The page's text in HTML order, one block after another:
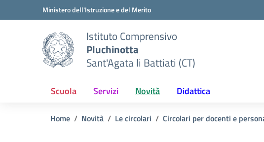
Vai ai contenuti
Vai al menu di navigazioneMinistero dell'Istruzione e del Merito
Istituto Comprensivo
Pluchinotta
Sant'Agata li Battiati (CT)
Scuola Servizi Novità Didattica
Home Novità Le circolari Circolari per docenti e